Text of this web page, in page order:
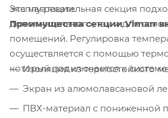
эксплуатации.
Эта нагревательная секция
дополнительного, так и для
помещений. Регулировка
осуществляется с помощью
который подключается к
Преимущества секции Vimarr
Изоляция из термостойкого
Экран из алюмолавсановой
ПВХ-материал с пониженной